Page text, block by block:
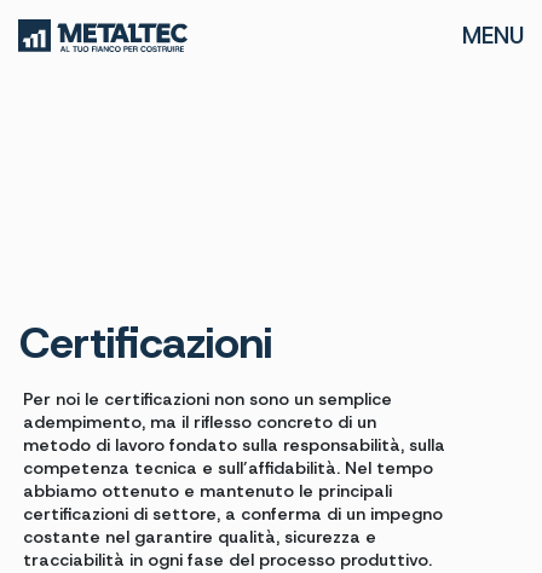
MENU
Certificazioni
Per noi le certificazioni non sono un semplice
adempimento, ma il riflesso concreto di un
metodo di lavoro fondato sulla responsabilità, sulla
competenza tecnica e sull’affidabilità. Nel tempo
abbiamo ottenuto e mantenuto le principali
certificazioni di settore, a conferma di un impegno
costante nel garantire qualità, sicurezza e
tracciabilità in ogni fase del processo produttivo.